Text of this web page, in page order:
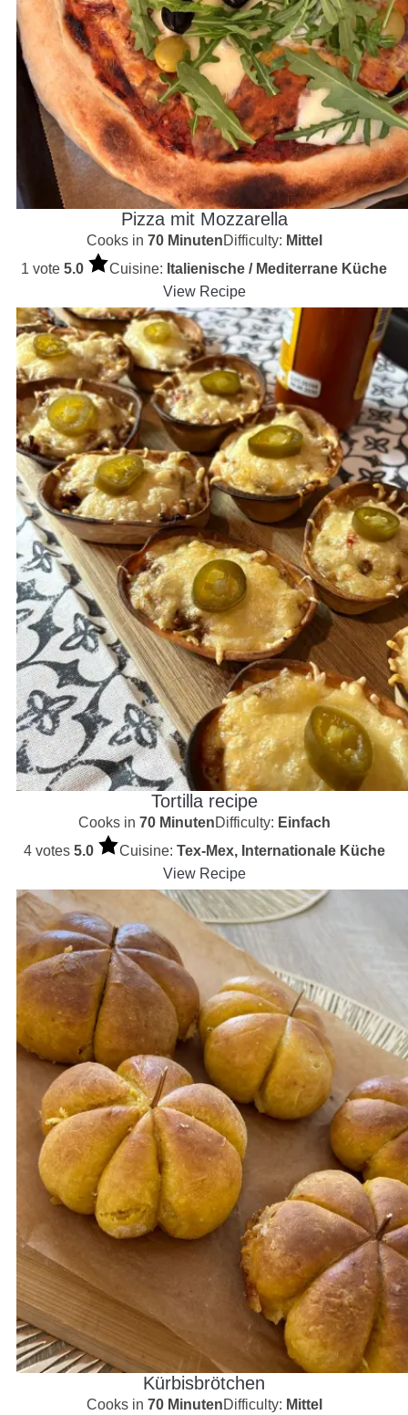
Pizza mit Mozzarella
Cooks in 70 MinutenDifficulty: Mittel
1 vote 5.0 Cuisine: Italienische / Mediterrane Küche
View Recipe
Tortilla recipe
Cooks in 70 MinutenDifficulty: Einfach
4 votes 5.0 Cuisine: Tex-Mex, Internationale Küche
View Recipe
Kürbisbrötchen
Cooks in 70 MinutenDifficulty: Mittel